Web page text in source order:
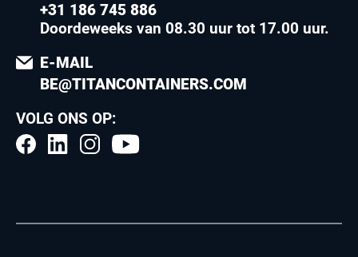
+31 186 745 886
Doordeweeks van 08.30 uur tot 17.00 uur.
E-MAIL
BE@TITANCONTAINERS.COM
VOLG ONS OP: